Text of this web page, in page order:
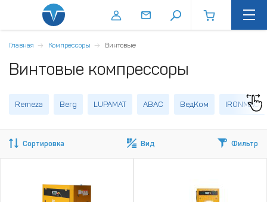
Главная Компрессоры Винтовые
Винтовые компрессоры
Remeza Berg LUPAMAT ABAC ВедКом IRONMAC
Сортировка Вид Фильтр